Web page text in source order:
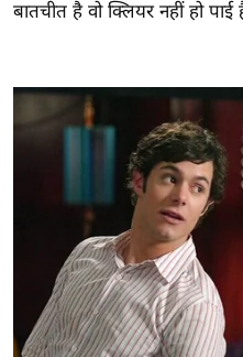
L
2
प
बातचीत है वो क्लियर नहीं हो पाई